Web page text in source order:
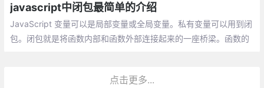
javascript中闭包最简单的介绍
JavaScript 变量可以是局部变量或全局变量。私有变量可以用到闭
包。闭包就是将函数内部和函数外部连接起来的一座桥梁。函数的
点击更多...